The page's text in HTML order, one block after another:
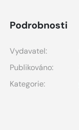
Podrobnosti
Vydavatel:
Publikováno:
Kategorie: